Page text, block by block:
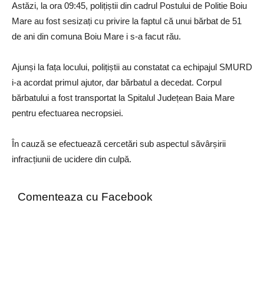
Astăzi, la ora 09:45, polițiștii din cadrul Postului de Politie Boiu
Mare au fost sesizați cu privire la faptul că unui bărbat de 51
de ani din comuna Boiu Mare i s-a facut rău.
Ajunși la fața locului, polițiștii au constatat ca echipajul SMURD
i-a acordat primul ajutor, dar bărbatul a decedat. Corpul
bărbatului a fost transportat la Spitalul Județean Baia Mare
pentru efectuarea necropsiei.
În cauză se efectuează cercetări sub aspectul săvârșirii
infracțiunii de ucidere din culpă.
Comenteaza cu Facebook